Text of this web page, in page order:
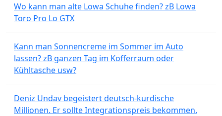
Wo kann man alte Lowa Schuhe finden? zB Lowa
Toro Pro Lo GTX
Kann man Sonnencreme im Sommer im Auto
lassen? zB ganzen Tag im Kofferraum oder
Kühltasche usw?
Deniz Undav begeistert deutsch-kurdische
Millionen. Er sollte Integrationspreis bekommen.